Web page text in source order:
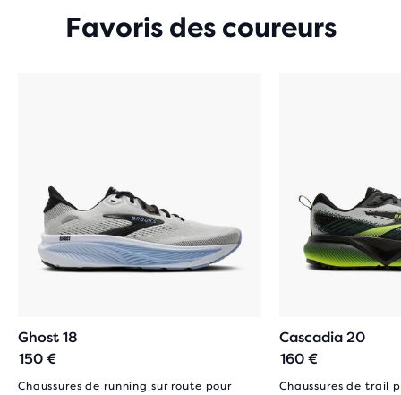
Favoris des coureurs
Ghost 18
150 €
Chaussures de running sur route pour
Cascadia 20
160 €
Chaussures de trail